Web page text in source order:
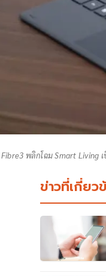
Fibre3 พลิกโฉม Smart Living
ข่าวที่เกี่ยว